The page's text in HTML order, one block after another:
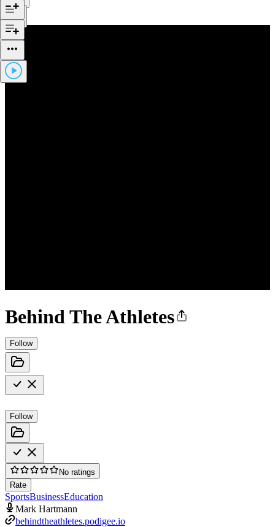
Behind The Athletes
Follow
Follow
No ratings
Rate
SportsBusinessEducation
Mark Hartmann
behindtheathletes.podigee.io